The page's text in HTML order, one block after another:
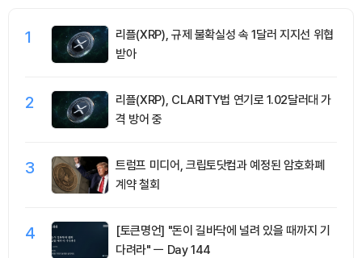
1
리플(XRP), 규제 불확실성 속 1달러 지지선 위협
받아
2
리플(XRP), CLARITY법 연기로 1.02달러대 가
격 방어 중
3
트럼프 미디어, 크립토닷컴과 예정된 암호화폐
계약 철회
4
[토큰명언] "돈이 길바닥에 널려 있을 때까지 기
다려라" ㅡ Day 144